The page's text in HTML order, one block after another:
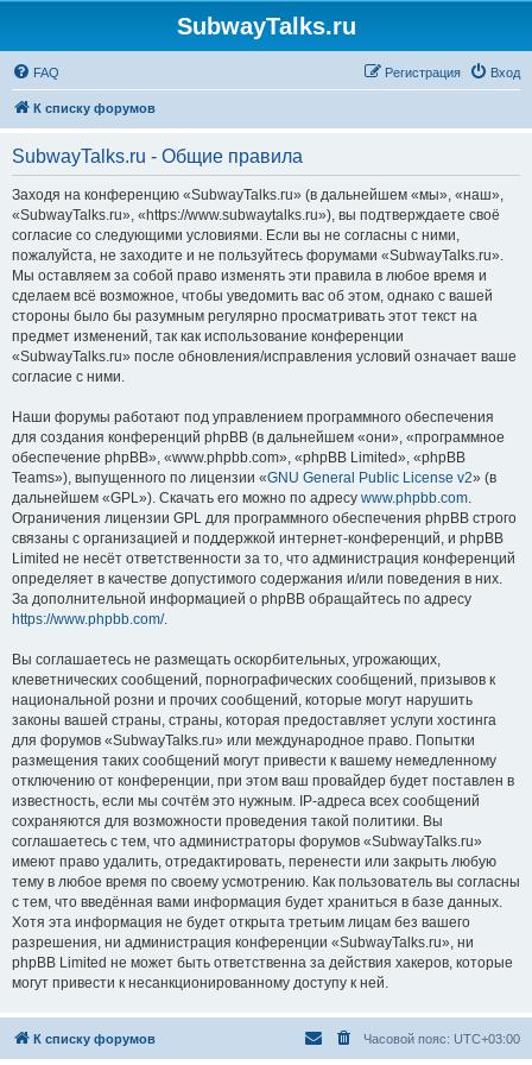
SubwayTalks.ru
FAQ Вход
Регистрация
К списку форумов
SubwayTalks.ru - Общие правила
Заходя на конференцию «SubwayTalks.ru» (в дальнейшем «мы», «наш»,
«SubwayTalks.ru», «https://www.subwaytalks.ru»), вы подтверждаете своё
согласие со следующими условиями. Если вы не согласны с ними,
пожалуйста, не заходите и не пользуйтесь форумами «SubwayTalks.ru».
Мы оставляем за собой право изменять эти правила в любое время и
сделаем всё возможное, чтобы уведомить вас об этом, однако с вашей
стороны было бы разумным регулярно просматривать этот текст на
предмет изменений, так как использование конференции
«SubwayTalks.ru» после обновления/исправления условий означает ваше
согласие с ними.
Наши форумы работают под управлением программного обеспечения
для создания конференций phpBB (в дальнейшем «они», «программное
обеспечение phpBB», «www.phpbb.com», «phpBB Limited», «phpBB
Teams»), выпущенного по лицензии «GNU General Public License v2» (в
дальнейшем «GPL»). Скачать его можно по адресу www.phpbb.com.
Ограничения лицензии GPL для программного обеспечения phpBB строго
связаны с организацией и поддержкой интернет-конференций, и phpBB
Limited не несёт ответственности за то, что администрация конференций
определяет в качестве допустимого содержания и/или поведения в них.
За дополнительной информацией о phpBB обращайтесь по адресу
https://www.phpbb.com/.
Вы соглашаетесь не размещать оскорбительных, угрожающих,
клеветнических сообщений, порнографических сообщений, призывов к
национальной розни и прочих сообщений, которые могут нарушить
законы вашей страны, страны, которая предоставляет услуги хостинга
для форумов «SubwayTalks.ru» или международное право. Попытки
размещения таких сообщений могут привести к вашему немедленному
отключению от конференции, при этом ваш провайдер будет поставлен в
известность, если мы сочтём это нужным. IP-адреса всех сообщений
сохраняются для возможности проведения такой политики. Вы
соглашаетесь с тем, что администраторы форумов «SubwayTalks.ru»
имеют право удалить, отредактировать, перенести или закрыть любую
тему в любое время по своему усмотрению. Как пользователь вы согласны
с тем, что введённая вами информация будет храниться в базе данных.
Хотя эта информация не будет открыта третьим лицам без вашего
разрешения, ни администрация конференции «SubwayTalks.ru», ни
phpBB Limited не может быть ответственна за действия хакеров, которые
могут привести к несанкционированному доступу к ней.
К списку форумов Часовой пояс: UTC+03:00